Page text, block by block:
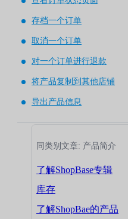
存档一个订单
取消一个订单
对一个订单进行退款
将产品复制到其他店铺
导出产品信息
同类别文章: 产品简介
了解ShopBase专辑
库存
了解ShopBae的产品